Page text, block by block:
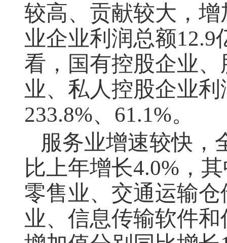
较高、贡献较大，
业企业利润总额12.9
看，国有控股企业
业、私人控股企业
233.8%、 61.1%。
服务业增速较快，
比上年增长4.0% ，
零售业、交通运输
业、信息传输软件